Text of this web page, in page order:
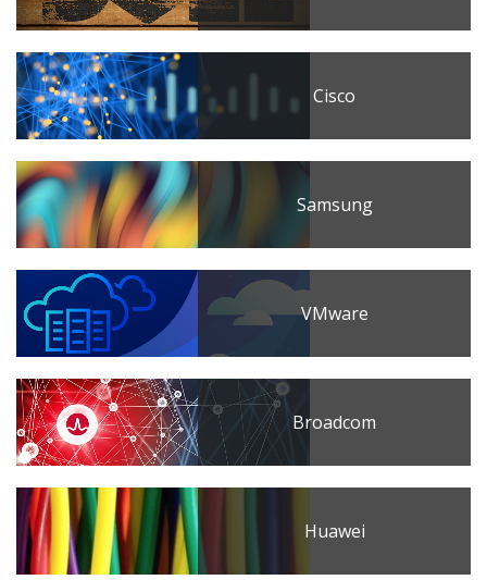
Cisco
Samsung
VMware
Broadcom
Huawei